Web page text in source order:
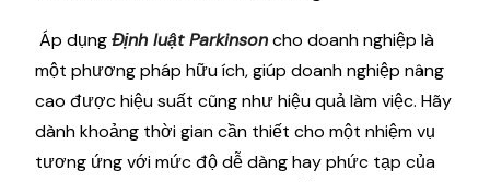
Áp dụngĐịnh luật Parkinsoncho doanh nghiệp là
một phương pháp hữu ích, giúp doanh nghiệp nâng
cao được hiệu suất cũng như hiệu quả làm việc. Hãy
dành khoảng thời gian cần thiết cho một nhiệm vụ
tương ứng với mức độ dễ dàng hay phức tạp của